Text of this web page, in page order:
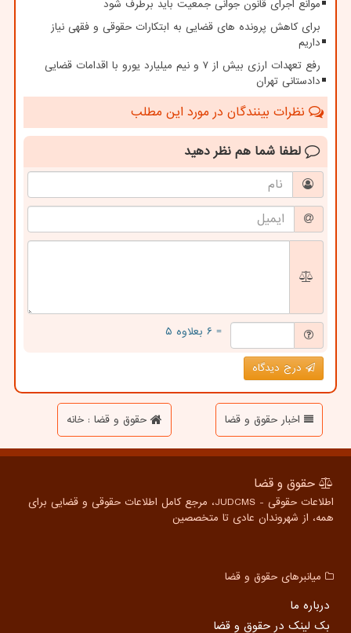
موانع اجرای قانون جوانی جمعیت باید برطرف شود
برای کاهش پرونده های قضایی به ابتکارات حقوقی و فقهی نیاز
داریم
رفع تعهدات ارزی بیش از ۷ و نیم میلیارد یورو با اقدامات قضایی
دادستانی تهران
نظرات بینندگان در مورد این مطلب
لطفا شما هم نظر دهید
= ۶ بعلاوه ۵
درج دیدگاه
اخبار حقوق و قضا حقوق و قضا : خانه
حقوق و قضا
اطلاعات حقوقی - JUDCMS، مرجع کامل اطلاعات حقوقی و قضایی برای
همه، از شهروندان عادی تا متخصصین
میانبرهای حقوق و قضا
درباره ما
بک لینک در حقوق و قضا